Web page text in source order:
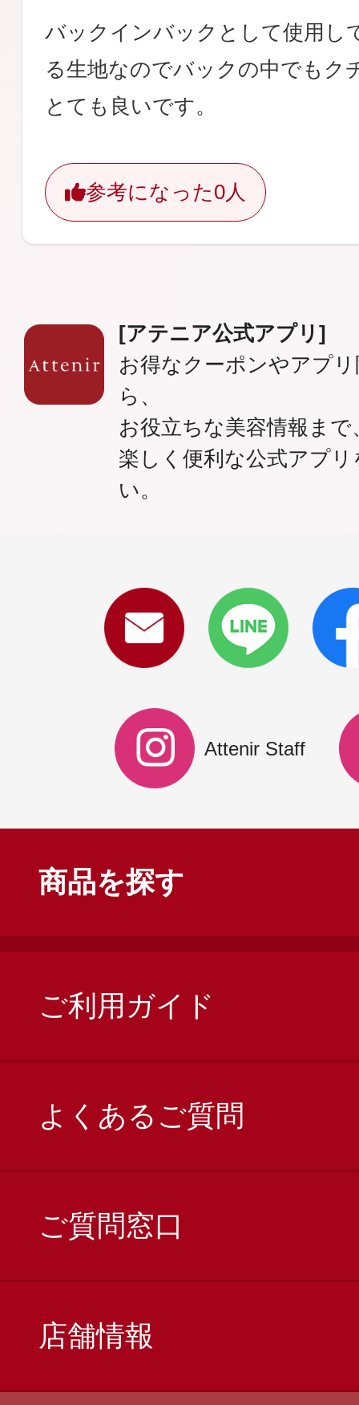
バックインバックとして使用し
る生地なのでバックの中でもク
とても良いです。
参考になった0人
[アテニア公式アプリ]
お得なクーポンやアプ
ら、
お役立ちな美容情報まで
楽しく便利な公式アプ
い。
Attenir Staff
商品を探す
ご利用ガイド
よくあるご質問
ご質問窓口
店舗情報